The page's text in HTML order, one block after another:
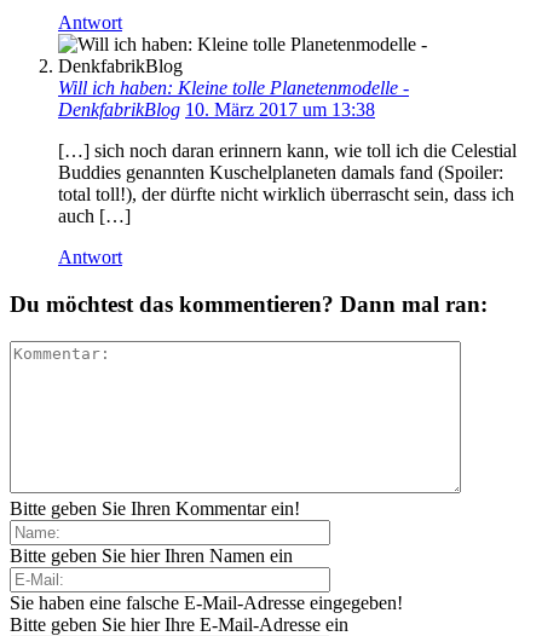
Antwort
Will ich haben: Kleine tolle Planetenmodelle -
DenkfabrikBlog 10. März 2017 um 13:38
[…] sich noch daran erinnern kann, wie toll ich die Celestial
Buddies genannten Kuschelplaneten damals fand (Spoiler:
total toll!), der dürfte nicht wirklich überrascht sein, dass ich
auch […]
Antwort
Du möchtest das kommentieren? Dann mal ran:
Bitte geben Sie Ihren Kommentar ein!
Bitte geben Sie hier Ihren Namen ein
Sie haben eine falsche E-Mail-Adresse eingegeben!
Bitte geben Sie hier Ihre E-Mail-Adresse ein